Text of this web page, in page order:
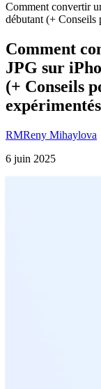
Comment convertir
débutant (+ Conseils
Comment
JPG sur
(+ Conseils
RMReny Mihaylova
6 juin 2025